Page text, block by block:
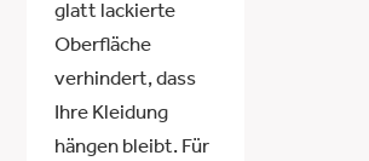
glatt lackierte
Oberfläche
verhindert, dass
Ihre Kleidung
hängen bleibt. Für